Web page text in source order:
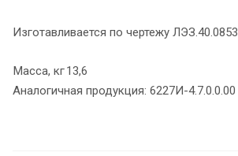
Изготавливается по чертежу ЛЭЗ.40.0853
Масса, кг13,6
Аналогичная продукция: 6227И-4.7.0.0.00